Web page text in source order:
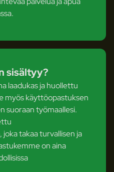
sisältyy?
laadukas ja huollettu
myös käyttöopastuksen
suoraan työmaallesi.
takaa turvallisen ja
on aina